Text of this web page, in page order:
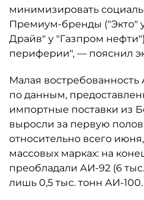
минимизировать
Премиум-бренды ("Экто"
Драйв" у "Газпром
периферии", — пояснил
Малая
по данным,
импортные поставки из
выросли за первую
относительно всего
массовых марках: на
преобладали АИ-92 (6
лишь 0,5 тыс. тонн АИ-100.